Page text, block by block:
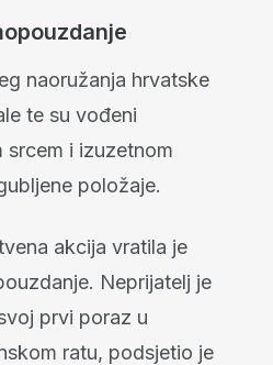
naoružanja hrvatske
te su vođeni
srcem i izuzetnom
položaje.
akcija vratila je
Neprijatelj je
prvi poraz u
ratu, podsjetio je